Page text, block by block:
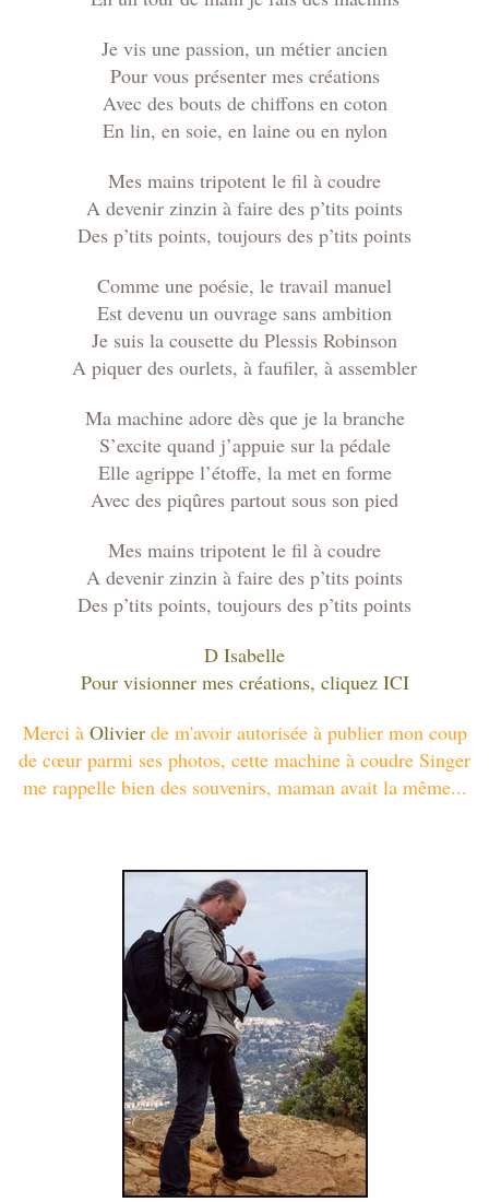
Je vis une passion, un métier ancien
Pour vous présenter mes créations
Avec des bouts de chiffons en coton
En lin, en soie, en laine ou en nylon
Mes mains tripotent le fil à coudre
A devenir zinzin à faire des p’tits points
Des p’tits points, toujours des p’tits points
Comme une poésie, le travail manuel
Est devenu un ouvrage sans ambition
Je suis la cousette du Plessis Robinson
A piquer des ourlets, à faufiler, à assembler
Ma machine adore dès que je la branche
S’excite quand j’appuie sur la pédale
Elle agrippe l’étoffe, la met en forme
Avec des piqûres partout sous son pied
Mes mains tripotent le fil à coudre
A devenir zinzin à faire des p’tits points
Des p’tits points, toujours des p’tits points
D Isabelle
Pour visionner mes créations, cliquez ICI
Merci àOlivierde m'avoir autorisée à publier mon coup
de cœur parmi ses photos, cette machine à coudre Singer
me rappelle bien des souvenirs, maman avait la même...